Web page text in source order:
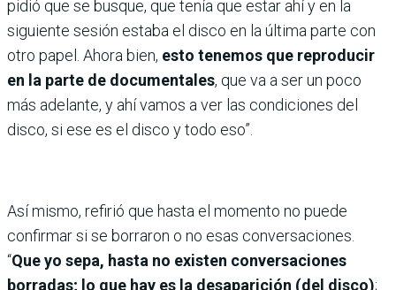
pidió que se busque, que tenía que estar ahí y en la
siguiente sesión estaba el disco en la última parte con
otro papel. Ahora bien, esto tenemos que reproducir
en la parte de documentales, que va a ser un poco
más adelante, y ahí vamos a ver las condiciones del
disco, si ese es el disco y todo eso”.
Así mismo, refirió que hasta el momento no puede
confirmar si se borraron o no esas conversaciones.
“Que yo sepa, hasta no existen conversaciones
borradas; lo que hay es la desaparición (del disco);